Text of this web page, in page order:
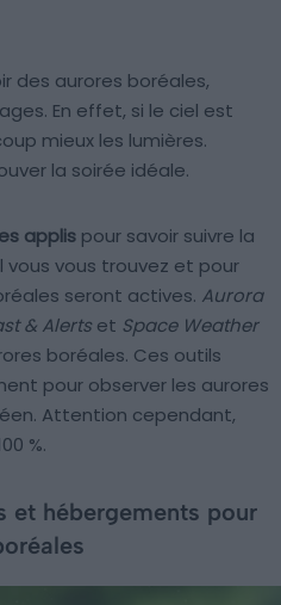
des aurores boréales,
En effet, si le ciel est
mieux les lumières.
la soirée idéale.
applis pour savoir suivre la
vous trouvez et pour
seront actives. Aurora
& Alerts et Space Weather
boréales. Ces outils
pour observer les aurores
Attention cependant,
%.
et hébergements pour